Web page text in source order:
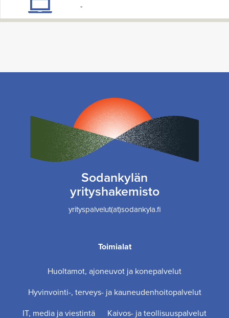
-
Sodankylän
yrityshakemisto
yrityspalvelut(at)sodankyla.fi
Toimialat
Huoltamot, ajoneuvot ja konepalvelut
Hyvinvointi-, terveys- ja kauneudenhoitopalvelut
IT, media ja viestintä
Kaivos- ja teollisuuspalvelut